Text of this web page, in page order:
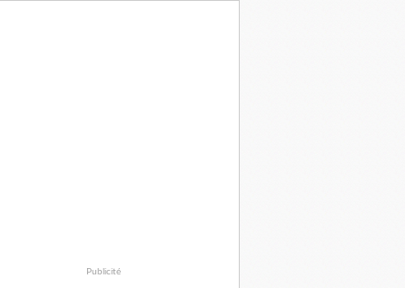
Publicité